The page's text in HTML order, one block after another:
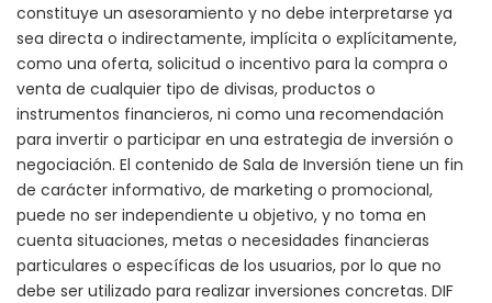
constituye un asesoramiento y no debe interpretarse ya
sea directa o indirectamente, implícita o explícitamente,
como una oferta, solicitud o incentivo para la compra o
venta de cualquier tipo de divisas, productos o
instrumentos financieros, ni como una recomendación
para invertir o participar en una estrategia de inversión o
negociación. El contenido de Sala de Inversión tiene un fin
de carácter informativo, de marketing o promocional,
puede no ser independiente u objetivo, y no toma en
cuenta situaciones, metas o necesidades financieras
particulares o específicas de los usuarios, por lo que no
debe ser utilizado para realizar inversiones concretas. DIF